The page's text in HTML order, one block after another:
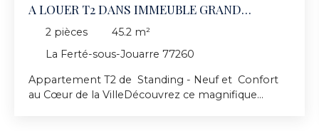
A LOUER T2 DANS IMMEUBLE GRAND
STANDING
2 pièces 45.2 m²
La Ferté-sous-Jouarre 77260
Appartement T2 de Standing - Neuf et Confort
au Cœur de la VilleDécouvrez ce magnifique